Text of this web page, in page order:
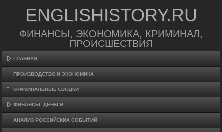
ENGLISHISTORY.RU
ФИНАНСЫ, ЭКОНОМИКА, КРИМИНАЛ,
ПРОИСШЕСТВИЯ
ГЛАВНАЯ
ПРОИЗВΟДСТВО И ЭКОНОМИКА
КРИМИНАЛЬНЫЕ СВОДКИ
ФИНАНСЫ, ДЕНЬГИ
АНАЛИЗ РОССИЙСКИХ СОБЫТИЙ